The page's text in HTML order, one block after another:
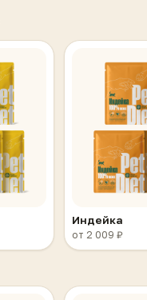
Индейка
от 2 009 ₽